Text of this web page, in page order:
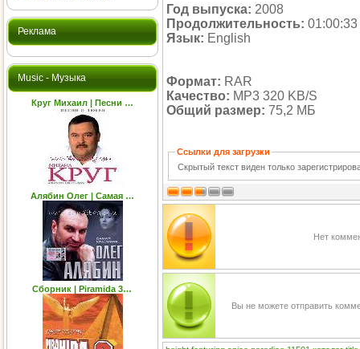
Реклама
Music - Музыка
Круг Михаил | Песни …
Алябин Олег | Самая …
Сборник | Piramida 3…
Год выпуска: 2008
Продолжительность: 01:00:33
Язык: English
Формат: RAR
Качество: MP3 320 KB/S
Общий размер: 75,2 МБ
Ссылки для загрузки
Скрытый текст виден только
Нет
Вы не можете отправить